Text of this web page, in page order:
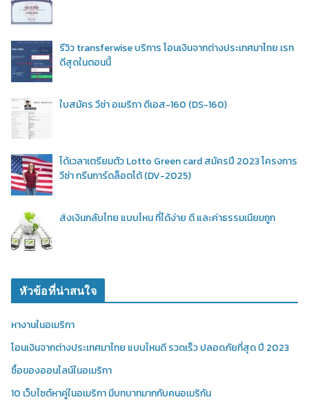
รีวิว transferwise บริการ โอนเงินจากต่างประเทศมาไทย เรท
ดีสุดในตอนนี้
ใบสมัคร วีซ่า อเมริกา ดีเอส-160 (DS-160)
ได้เวลาเตรียมตัว Lotto Green card สมัครปี 2023 โครงการ
วีซ่า กรีนการ์ดล็อตโต้ (DV-2025)
ส่งเงินกลับไทย แบบไหน ที่ได้ง่าย ดี และค่าธรรมเนียมถูก
หัวข้อที่น่าสนใจ
หางานในอเมริกา
โอนเงินจากต่างประเทศมาไทย แบบไหนดี รวดเร็ว ปลอดภัยที่สุด ปี 2023
ซื้อของออนไลน์ในอเมริกา
10 เว็บไซต์หาคู่ในอเมริกา มีบทบาทมากกับคนอเมริกัน